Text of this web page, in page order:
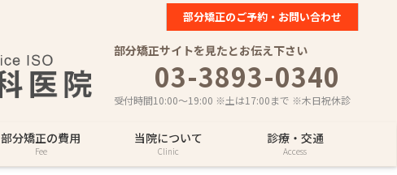
部分矯正のご予約・お問い合わせ
部分矯正サイトを見たとお伝え下さい
03-3893-0340
受付時間10:00～19:00 ※土は17:00まで ※木日祝休診
部分矯正の費用
Fee
当院について
Clinic
診療・交通
Access